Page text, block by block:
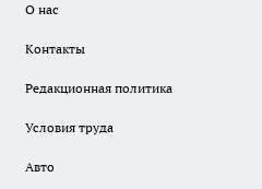
О нас
Контакты
Редакционная политика
Условия труда
Авто